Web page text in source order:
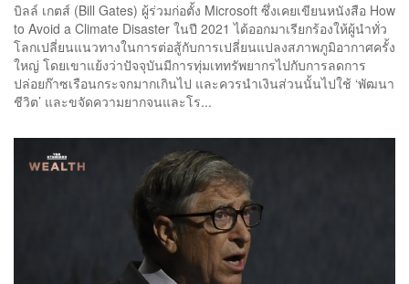
บิลล์ เกตส์ (Bill Gates) ผู้ร่วมก่อตั้ง Microsoft ซึ่งเคยเขียนหนังสือ How
to Avoid a Climate Disaster ในปี 2021 ได้ออกมาเรียกร้องให้ผู้นำทั่ว
โลกเปลี่ยนแนวทางในการต่อสู้กับการเปลี่ยนแปลงสภาพภูมิอากาศครั้ง
ใหญ่ โดยเขาแย้งว่าปัจจุบันมีการทุ่มเททรัพยากรไปกับการลดการ
ปล่อยก๊าซเรือนกระจกมากเกินไป และควรนำเงินส่วนนั้นไปใช้ ‘พัฒนา
ชีวิต’ และขจัดความยากจนและโร...